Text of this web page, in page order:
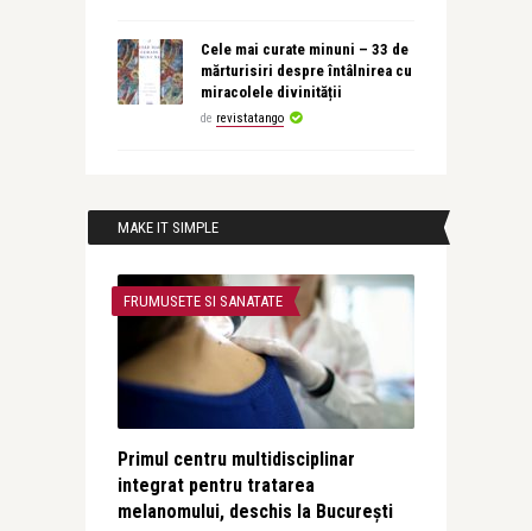
Cele mai curate minuni – 33 de
mărturisiri despre întâlnirea cu
miracolele divinității
de revistatango
MAKE IT SIMPLE
FRUMUSETE SI SANATATE
Primul centru multidisciplinar
integrat pentru tratarea
melanomului, deschis la București